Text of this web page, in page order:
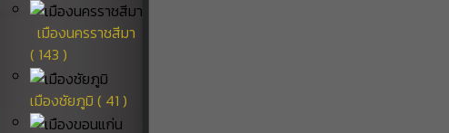
เมืองนครราชสีมา
( 143 )
เมืองชัยภูมิ ( 41 )